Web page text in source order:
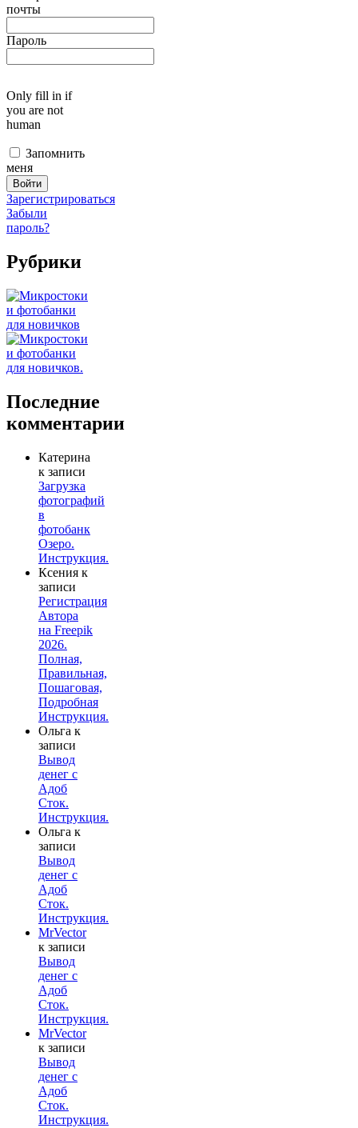
почты
Пароль
Only fill in if
you are not
human
Запомнить
меня
Зарегистрироваться
Забыли
пароль?
Рубрики
Последние
комментарии
Катерина
к записи
Загрузка
фотографий
в
фотобанк
Озеро.
Инструкция.
Ксения к
записи
Регистрация
Автора
на Freepik
2026.
Полная,
Правильная,
Пошаговая,
Подробная
Инструкция.
Ольга к
записи
Вывод
денег с
Адоб
Сток.
Инструкция.
Ольга к
записи
Вывод
денег с
Адоб
Сток.
Инструкция.
MrVector
к записи
Вывод
денег с
Адоб
Сток.
Инструкция.
MrVector
к записи
Вывод
денег с
Адоб
Сток.
Инструкция.